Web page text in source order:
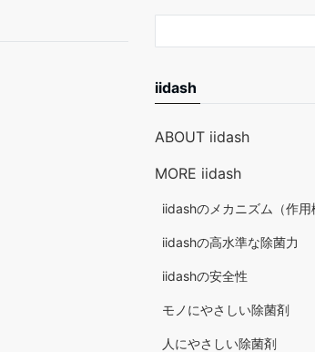
iidash
ABOUT iidash
MORE iidash
iidashのメカニズム（作用
iidashの高水準な除菌力
iidashの安全性
モノにやさしい除菌剤
人にやさしい除菌剤